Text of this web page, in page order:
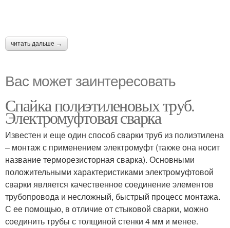
читать дальше →
Вас может заинтересовать
Спайка полиэтиленовых труб.
Электромуфтовая сварка
Известен и еще один способ сварки труб из полиэтилена
– монтаж с применением электромуфт (также она носит
название терморезисторная сварка). Основными
положительными характеристиками электромуфтовой
сварки является качественное соединение элементов
трубопровода и несложный, быстрый процесс монтажа.
С ее помощью, в отличие от стыковой сварки, можно
соединить трубы с толщиной стенки 4 мм и менее.